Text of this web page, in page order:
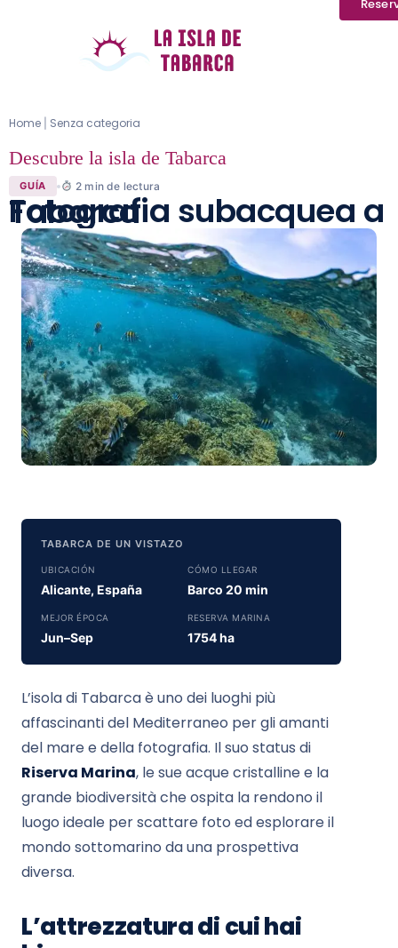
Home Senza categoria
Descubre la isla de Tabarca
GUÍA 2 min de lectura
Fotografia subacquea a Tabarca
TABARCA DE UN VISTAZO
UBICACIÓN
Alicante, España
CÓMO LLEGAR
Barco 20 min
MEJOR ÉPOCA
Jun–Sep
RESERVA MARINA
1754 ha
L’isola di Tabarca è uno dei luoghi più
affascinanti del Mediterraneo per gli amanti
del mare e della fotografia. Il suo status di
Riserva Marina, le sue acque cristalline e la
grande biodiversità che ospita la rendono il
luogo ideale per scattare foto ed esplorare il
mondo sottomarino da una prospettiva
diversa.
L’attrezzatura di cui hai